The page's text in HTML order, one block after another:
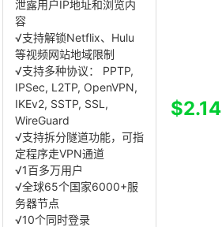
泄露用户IP地址和浏览内
容
√支持解锁Netflix、Hulu
等视频网站地域限制
√支持多种协议： PPTP,
IPSec, L2TP, OpenVPN,
IKEv2, SSTP, SSL,
WireGuard
√支持拆分隧道功能，可指
定程序走VPN通道
√1百多万用户
√全球65个国家6000+服
务器节点
√10个同时登录
$2.14